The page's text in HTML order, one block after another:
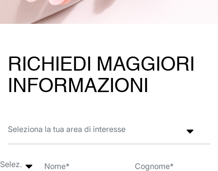
RICHIEDI MAGGIORI
INFORMAZIONI